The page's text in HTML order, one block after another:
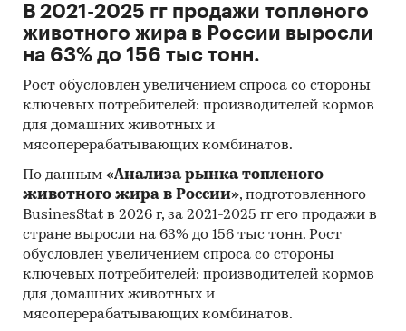
В 2021-2025 гг продажи топленого
животного жира в России выросли
на 63% до 156 тыс тонн.
Рост обусловлен увеличением спроса со стороны
ключевых потребителей: производителей кормов
для домашних животных и
мясоперерабатывающих комбинатов.
По данным «Анализа рынка топленого
животного жира в России», подготовленного
BusinesStat в 2026 г, за 2021-2025 гг его продажи в
стране выросли на 63% до 156 тыс тонн. Рост
обусловлен увеличением спроса со стороны
ключевых потребителей: производителей кормов
для домашних животных и
мясоперерабатывающих комбинатов.